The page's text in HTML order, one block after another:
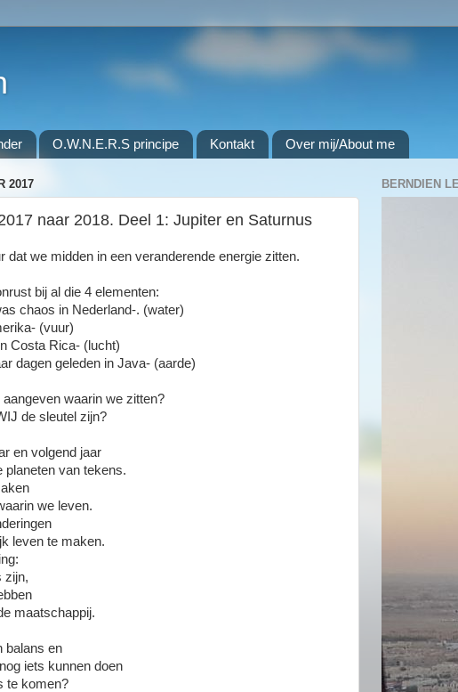
O.W.N.E.R.S principe Kontakt Over mij/About me
2017
naar 2018. Deel 1: Jupiter en Saturnus
dat we midden in een veranderende energie zitten.
bij al die 4 elementen:
chaos in Nederland-. (water)
(vuur)
Costa Rica- (lucht)
dagen geleden in Java- (aarde)
waarin we zitten?
de sleutel zijn?
en volgend jaar
planeten van tekens.
we leven.
leven te maken.
zijn,
maatschappij.
balans en
iets kunnen doen
te komen?
BERNDIEN